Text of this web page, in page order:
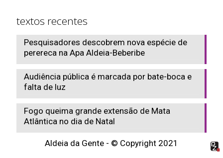
textos recentes
Pesquisadores descobrem nova espécie de
perereca na Apa Aldeia-Beberibe
Audiência pública é marcada por bate-boca e
falta de luz
Fogo queima grande extensão de Mata
Atlântica no dia de Natal
Aldeia da Gente - © Copyright 2021